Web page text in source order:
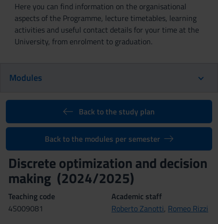
Here you can find information on the organisational
aspects of the Programme, lecture timetables, learning
activities and useful contact details for your time at the
University, from enrolment to graduation.
Modules
Back to the study plan
Back to the modules per semester
Discrete optimization and decision
making (2024/2025)
Teaching code
4S009081
Academic staff
Roberto Zanotti, Romeo Rizzi